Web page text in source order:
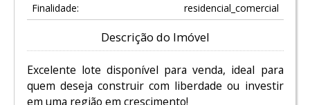
Finalidade: residencial_comercial
Descrição do Imóvel
Excelente lote disponível para venda, ideal para
quem deseja construir com liberdade ou investir
em uma região em crescimento!